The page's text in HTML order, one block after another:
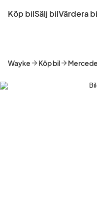
tillKöp bilSälj bilVärdera
Wayke Köp bil